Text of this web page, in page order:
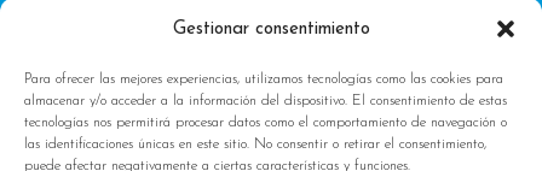
Gestionar consentimiento
Para ofrecer las mejores experiencias, utilizamos tecnologías como las cookies para
almacenar y/o acceder a la información del dispositivo. El consentimiento de estas
tecnologías nos permitirá procesar datos como el comportamiento de navegación o
las identificaciones únicas en este sitio. No consentir o retirar el consentimiento,
puede afectar negativamente a ciertas características y funciones.